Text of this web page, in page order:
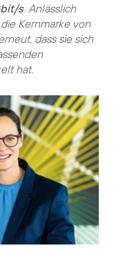
s. Anlässlich
Kernmarke von
dass sie sich
hat.